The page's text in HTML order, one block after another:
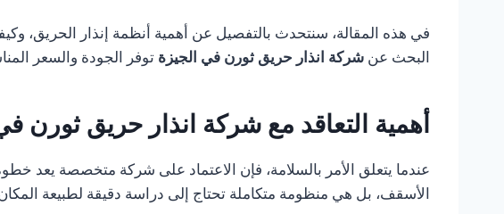
في هذه المقالة، سنتحدث بالتفصيل عن أهمية أنظمة إنذار الحريق،
البحث عن شركة انذار حريق ثورن في الجيزة توفر الجودة والسعر
أهمية التعاقد مع شركة انذار حريق ثورن
عندما يتعلق الأمر بالسلامة، فإن الاعتماد على شركة متخصصة يعد
الأسقف، بل هي منظومة متكاملة تحتاج إلى دراسة دقيقة لطبيعة